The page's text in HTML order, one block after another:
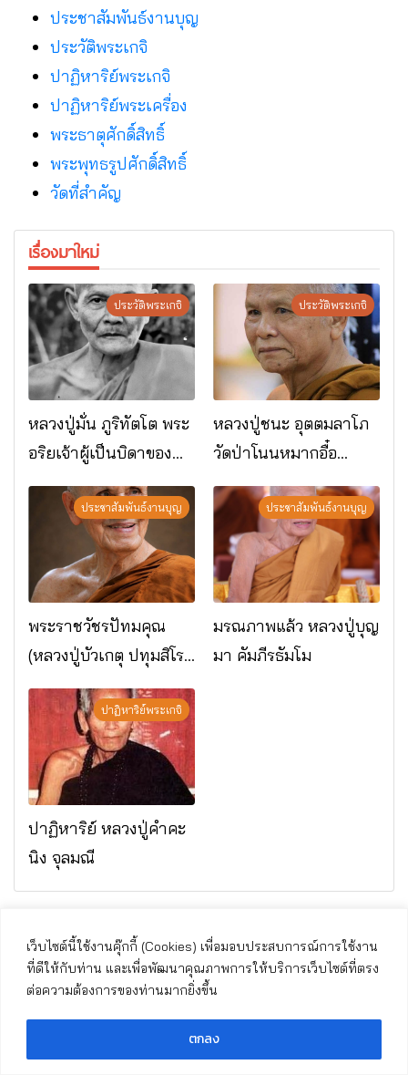
เว็บไซต์นี้ใช้งานคุ๊กกี้ (Cookies) เพื่อมอบประสบการณ์การใช้งาน
ที่ดีให้กับท่าน และเพื่อพัฒนาคุณภาพการให้บริการเว็บไซต์ที่ตรง
ต่อความต้องการของท่านมากยิ่งขึ้น
ตกลง
ประชาสัมพันธ์งานบุญ
ประวัติพระเกจิ
ปาฏิหาริย์พระเกจิ
ปาฏิหาริย์พระเครื่อง
พระธาตุศักดิ์สิทธิ์
พระพุทธรูปศักดิ์สิทธิ์
วัดที่สําคัญ
เรื่องมาใหม่
ประวัติพระเกจิ
หลวงปู่มั่น ภูริทัตโต พระ
อริยเจ้าผู้เป็นบิดาของ
พระกรรมฐาน
ประวัติพระเกจิ
หลวงปู่ชนะ อุตตมลาโภ
วัดป่าโนนหมากอื๋อ
อ.เมือง จ.มหาสารคาม
ประชาสัมพันธ์งานบุญ
พระราชวัชรปัทมคุณ
(หลวงปู่บัวเกตุ ปทุมสิโร)
มรณภาพแล้ว วัดป่า
ดาราภิรมย์ อ.แม่ริม
จ.เชียงใหม่
ประชาสัมพันธ์งานบุญ
มรณภาพแล้ว หลวงปู่บุญ
มา คัมภีรธัมโม
ปาฏิหาริย์พระเกจิ
ปาฏิหาริย์ หลวงปู่คำคะ
นิง จุลมณี